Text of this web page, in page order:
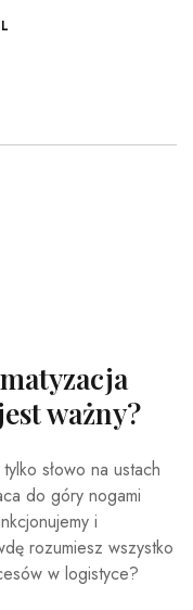
ważny?
słowo na ustach
do góry nogami
i
rozumiesz wszystko
w logistyce?